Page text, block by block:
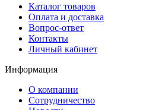
Каталог товаров
Оплата и доставка
Вопрос-ответ
Контакты
Личный кабинет
Информация
О компании
Сотрудничество